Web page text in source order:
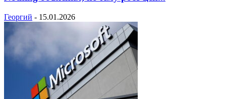
Георгий - 15.01.2026